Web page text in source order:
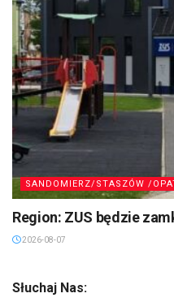
SANDOMIERZ/STASZÓW /
Region: ZUS będzie
2026-08-07
Słuchaj Nas: